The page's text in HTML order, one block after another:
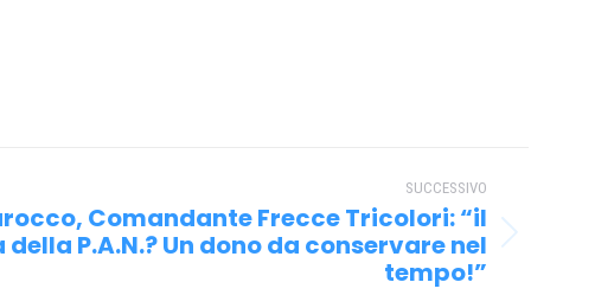
SUCCESSIVO
Comandante Frecce Tricolori: “il
P.A.N.? Un dono da conservare nel
tempo!”